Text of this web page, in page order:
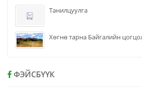
Танилцуулга
Хөгнө тарна Байгалийн
ФЭЙСБҮҮК